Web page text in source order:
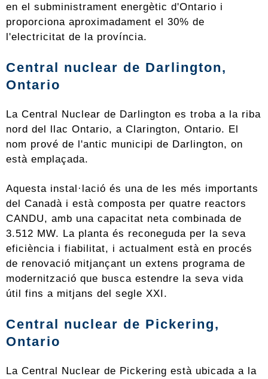
en el subministrament energètic d'Ontario i
proporciona aproximadament el 30% de
l'electricitat de la província.
Central nuclear de Darlington,
Ontario
La Central Nuclear de Darlington es troba a la riba
nord del llac Ontario, a Clarington, Ontario. El
nom prové de l'antic municipi de Darlington, on
està emplaçada.
Aquesta instal·lació és una de les més importants
del Canadà i està composta per quatre reactors
CANDU, amb una capacitat neta combinada de
3.512 MW. La planta és reconeguda per la seva
eficiència i fiabilitat, i actualment està en procés
de renovació mitjançant un extens programa de
modernització que busca estendre la seva vida
útil fins a mitjans del segle XXI.
Central nuclear de Pickering,
Ontario
La Central Nuclear de Pickering està ubicada a la